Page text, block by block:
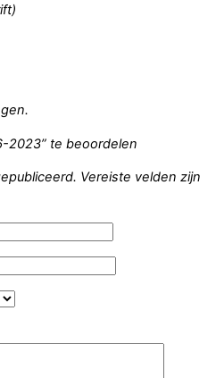
2023” te beoordelen
Vereiste velden zijn